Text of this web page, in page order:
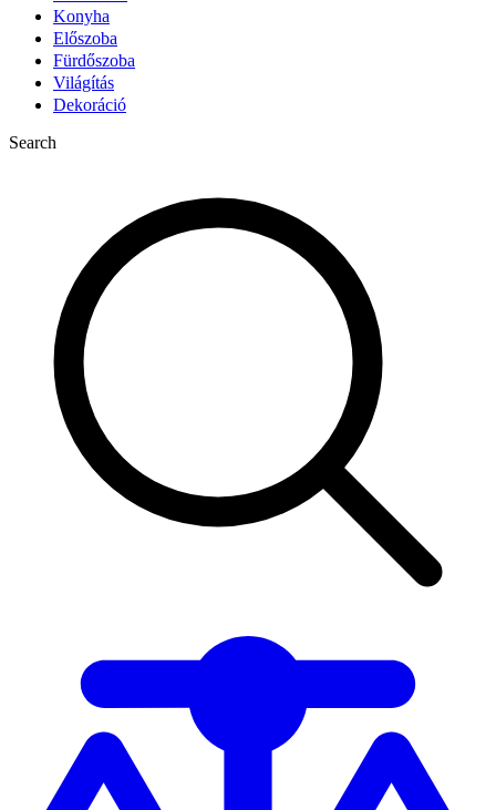
Konyha
Előszoba
Fürdőszoba
Világítás
Dekoráció
Search